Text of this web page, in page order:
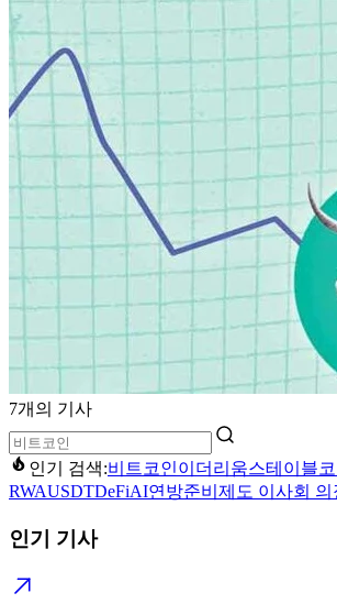
7개의 기사
인기 검색:비트코인이더리움스테이블
RWAUSDTDeFiAI연방준비제도 이사회 의
인기 기사